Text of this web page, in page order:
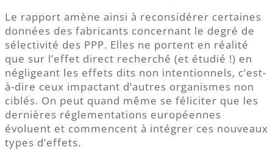
Le rapport amène ainsi à reconsidérer certaines
données des fabricants concernant le degré de
sélectivité des PPP. Elles ne portent en réalité
que sur l’effet direct recherché (et étudié !) en
négligeant les effets dits non intentionnels, c’est-
à-dire ceux impactant d’autres organismes non
ciblés. On peut quand même se féliciter que les
dernières réglementations européennes
évoluent et commencent à intégrer ces nouveaux
types d’effets.